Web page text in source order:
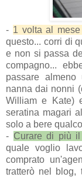
- 1 volta al
questo... corri di
e non si passa
compagno...
passare
nanna dai nonni
William e Kate)
seratina magari
solo a bere
- Curare di più
quale voglio
comprato
tratterò nel blog,